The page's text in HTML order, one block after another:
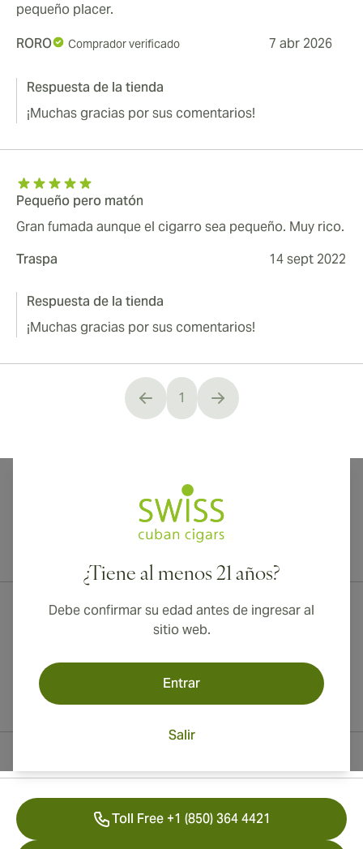
pequeño placer.
RORO
Comprador verificado 7 abr 2026
Respuesta de la tienda
¡Muchas gracias por sus comentarios!
Pequeño pero matón
Gran fumada aunque el cigarro sea pequeño. Muy rico.
Traspa
14 sept 2022
Respuesta de la tienda
¡Muchas gracias por sus comentarios!
You're currently reading page
1
¿Tiene al menos 21 años?
Debe confirmar su edad antes de ingresar al
sitio web.
Entrar
Salir
Toll Free +1 (850) 364 4421